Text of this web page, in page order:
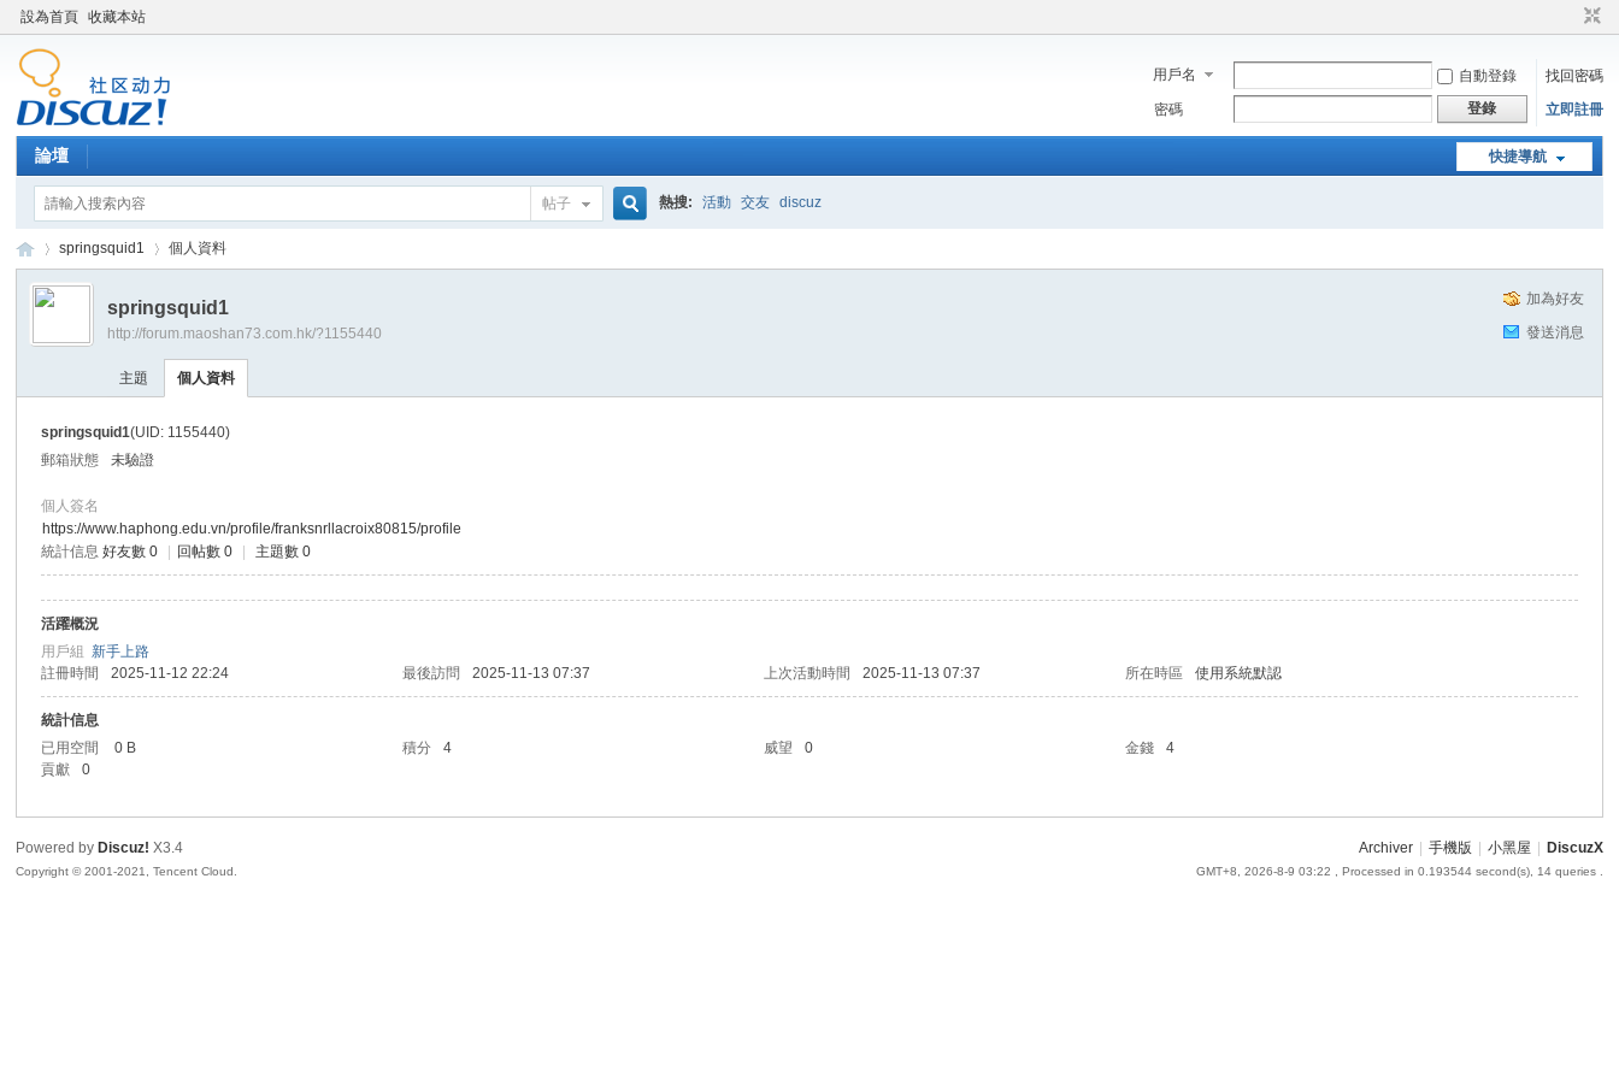
設為首頁 收藏本站
用戶名 自動登錄
找回密碼
密碼
登錄 立即註冊
快捷導航
論壇
帖子 熱搜: 活動 交友 discuz
›
springsquid1 個人資料
加為好友
發送消息
springsquid1
http://forum.maoshan73.com.hk/?1155440
主題 個人資料
springsquid1(UID: 1155440)
郵箱狀態
未驗證
個人簽名
https://www.haphong.edu.vn/profile/franksnrllacroix80815/profile
統計信息 好友數 0 回帖數 0 主題數 0
活躍概況
用戶組新手上路
註冊時間
2025-11-12 22:24 最後訪問 2025-11-13 07:37 上次活動時間 2025-11-13 07:37 所在時區 使用系統默認
統計信息
已用空間
0 B 積分 4 威望 0 金錢
4
貢獻
0
Archiver 手機版 小黑屋 DiscuzX
GMT+8, 2026-8-9 03:22 , Processed in 0.193544 second(s), 14 queries .
Powered by Discuz! X3.4
Copyright © 2001-2021, Tencent Cloud.